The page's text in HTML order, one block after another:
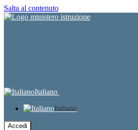
Salta al contenuto
Italiano
Italiano
Accedi